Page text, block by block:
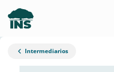
Intermediarios